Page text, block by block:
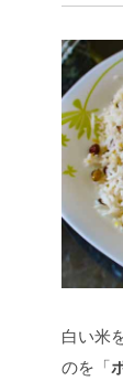
白い米
のを「